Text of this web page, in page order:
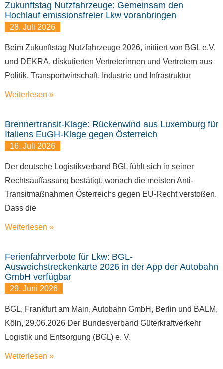
Zukunftstag Nutzfahrzeuge: Gemeinsam den
Hochlauf emissionsfreier Lkw voranbringen
28. Juli 2026
Beim Zukunftstag Nutzfahrzeuge 2026, initiiert von BGL e.V.
und DEKRA, diskutierten Vertreterinnen und Vertretern aus
Politik, Transportwirtschaft, Industrie und Infrastruktur
Weiterlesen »
Brennertransit-Klage: Rückenwind aus Luxemburg für
Italiens EuGH-Klage gegen Österreich
16. Juli 2026
Der deutsche Logistikverband BGL fühlt sich in seiner
Rechtsauffassung bestätigt, wonach die meisten Anti-
Transitmaßnahmen Österreichs gegen EU-Recht verstoßen.
Dass die
Weiterlesen »
Ferienfahrverbote für Lkw: BGL-
Ausweichstreckenkarte 2026 in der App der Autobahn
GmbH verfügbar
29. Juni 2026
BGL, Frankfurt am Main, Autobahn GmbH, Berlin und BALM,
Köln, 29.06.2026 Der Bundesverband Güterkraftverkehr
Logistik und Entsorgung (BGL) e. V.
Weiterlesen »